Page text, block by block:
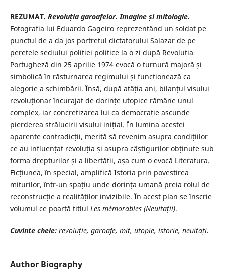
REZUMAT. Revoluția garoafelor. Imagine și mitologie.
Fotografia lui Eduardo Gageiro reprezentând un soldat pe
punctul de a da jos portretul dictatorului Salazar de pe
peretele sediului poliției politice la o zi după Revoluția
Portugheză din 25 aprilie 1974 evocă o turnură majoră și
simbolică în răsturnarea regimului și funcționează ca
alegorie a schimbării. Însă, după atâția ani, bilanțul visului
revoluționar încurajat de dorințe utopice rămâne unul
complex, iar concretizarea lui ca democrație ascunde
pierderea strălucirii visului inițial. În lumina acestei
aparente contradicții, merită să revenim asupra condițiilor
ce au influențat revoluția și asupra câștigurilor obținute sub
forma drepturilor și a libertății, așa cum o evocă Literatura.
Ficțiunea, în special, amplifică Istoria prin povestirea
miturilor, într-un spațiu unde dorința umană preia rolul de
reconstrucție a realităților invizibile. În acest plan se înscrie
volumul ce poartă titlul Les mémorables (Neuitații).
Cuvinte cheie: revoluție, garoafe, mit, utopie, istorie, neuitați.
Author Biography